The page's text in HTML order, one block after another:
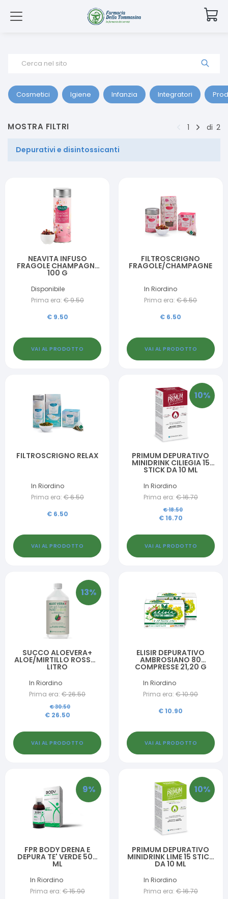
Cerca nel sito
Cosmetici Igiene Infanzia Integratori
MOSTRA FILTRI 1 di 2
Depurativi e disintossicanti
NEAVITA INFUSO
FRAGOLE CHAMPAGNE
100 G
Disponibile
Prima era: €9.50
€ 9.50
VAI AL PRODOTTO
FILTROSCRIGNO
FRAGOLE/CHAMPAGNE
In Riordino
Prima era: €6.50
€ 6.50
VAI AL PRODOTTO
FILTROSCRIGNO RELAX
In Riordino
Prima era: €6.50
€ 6.50
VAI AL PRODOTTO
10%
PRIMUM DEPURATIVO
MINIDRINK CILIEGIA 15
STICK DA 10 ML
In Riordino
Prima era: €16.70
€18.50
€16.70
VAI AL PRODOTTO
13%
SUCCO ALOEVERA+
ALOE/MIRTILLO ROSSO 1
LITRO
In Riordino
Prima era: €26.50
€30.50
€ 26.50
VAI AL PRODOTTO
ELISIR DEPURATIVO
AMBROSIANO 80
COMPRESSE 21,20 G
In Riordino
Prima era: €10.90
€10.90
VAI AL PRODOTTO
9%
FPR BODY DRENA E
DEPURA TE' VERDE 500
ML
In Riordino
Prima era: €15.90
10%
PRIMUM DEPURATIVO
MINIDRINK LIME 15 STICK
DA 10 ML
In Riordino
Prima era: €16.70